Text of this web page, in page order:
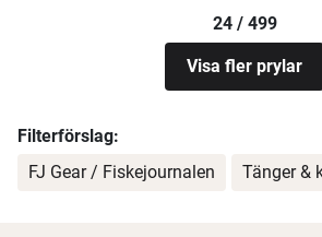
24 / 499
Visa fler prylar
Filterförslag:
FJ Gear / Fiskejournalen
Tänger &